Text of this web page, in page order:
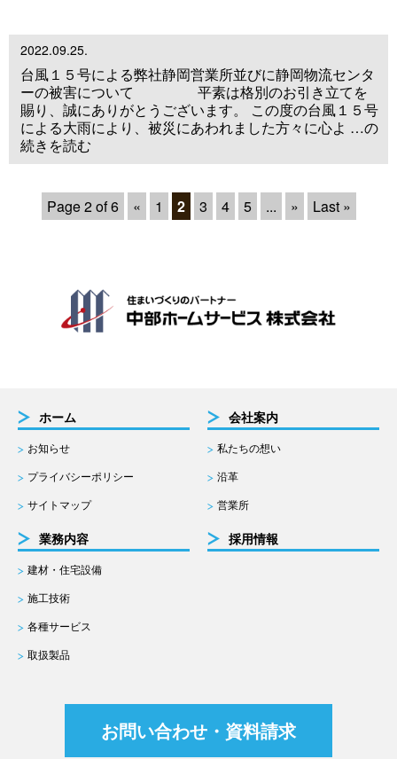
2022.09.25.
台風１５号による弊社静岡営業所並びに静岡物流センタ
ーの被害について 平素は格別のお引き立てを
賜り、誠にありがとうございます。 この度の台風１５号
による大雨により、被災にあわれました方々に心よ …の
続きを読む
Page 2 of 6 « 1 2 3 4 5 ... » Last »
ホーム
お知らせ
プライバシーポリシー
サイトマップ
会社案内
私たちの想い
沿革
営業所
業務内容
建材・住宅設備
施工技術
各種サービス
取扱製品
採用情報
お問い合わせ・資料請求